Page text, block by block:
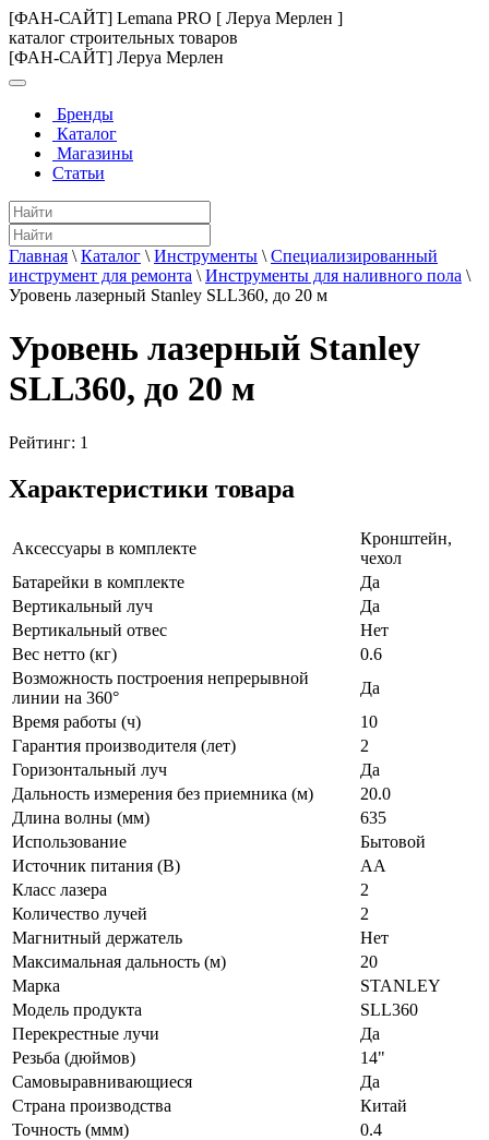
[ФАН-САЙТ] Lemana PRO [ Леруа Мерлен ]
каталог строительных товаров
[ФАН-САЙТ] Леруа Мерлен
Бренды
Каталог
Магазины
Статьи
Главная \ Каталог \ Инструменты \ Специализированный
инструмент для ремонта \ Инструменты для наливного пола \
Уровень лазерный Stanley SLL360, до 20 м
Уровень лазерный Stanley
SLL360, до 20 м
Рейтинг: 1
Характеристики товара
Аксессуары в комплекте
Кронштейн,
чехол
Батарейки в комплекте
Да
Вертикальный луч
Да
Вертикальный отвес
Нет
Вес нетто (кг)
0.6
Возможность построения непрерывной
линии на 360°
Да
Время работы (ч)
10
Гарантия производителя (лет)
2
Горизонтальный луч
Да
Дальность измерения без приемника (м)
20.0
Длина волны (мм)
635
Использование
Бытовой
Источник питания (В)
AA
Класс лазера
2
Количество лучей
2
Магнитный держатель
Нет
Максимальная дальность (м)
20
Марка
STANLEY
Модель продукта
SLL360
Перекрестные лучи
Да
Резьба (дюймов)
14"
Самовыравнивающиеся
Да
Страна производства
Китай
Точность (ммм)
0.4